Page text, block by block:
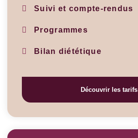
Suivi et compte-rendus
Programmes
Bilan diététique
Découvrir les tarifs